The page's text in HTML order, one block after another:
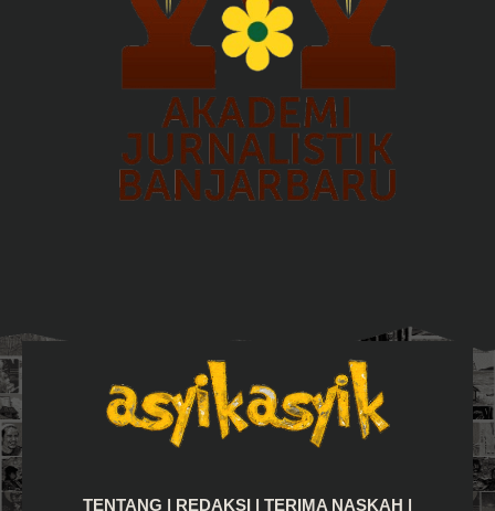
TENTANG REDAKSI TERIMA NASKAH